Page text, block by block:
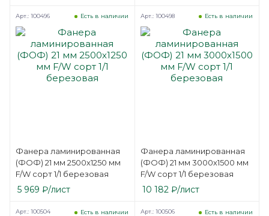
Фанера ламинированная
(ФОФ) 21 мм 2500х1250 мм
F/W сорт 1/1 березовая
Есть в наличии
Арт.: 100496
5 969 ₽/лист
Фанера ламинированная
(ФОФ) 21 мм 3000х1500 мм
F/W сорт 1/1 березовая
Есть в наличии
Арт.: 100498
10 182₽/лист
Есть в наличии
Арт.: 100504 Есть в наличии
Арт.: 100506